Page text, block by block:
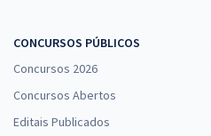
CONCURSOS PÚBLICOS
Concursos 2026
Concursos Abertos
Editais Publicados